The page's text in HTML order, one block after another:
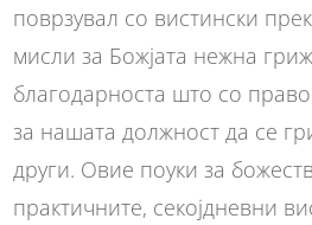
поврзувал со вистински
мисли за Божјата нежна
благодарноста што со
за нашата должност да се
други. Овие поуки за
практичните, секојдневни